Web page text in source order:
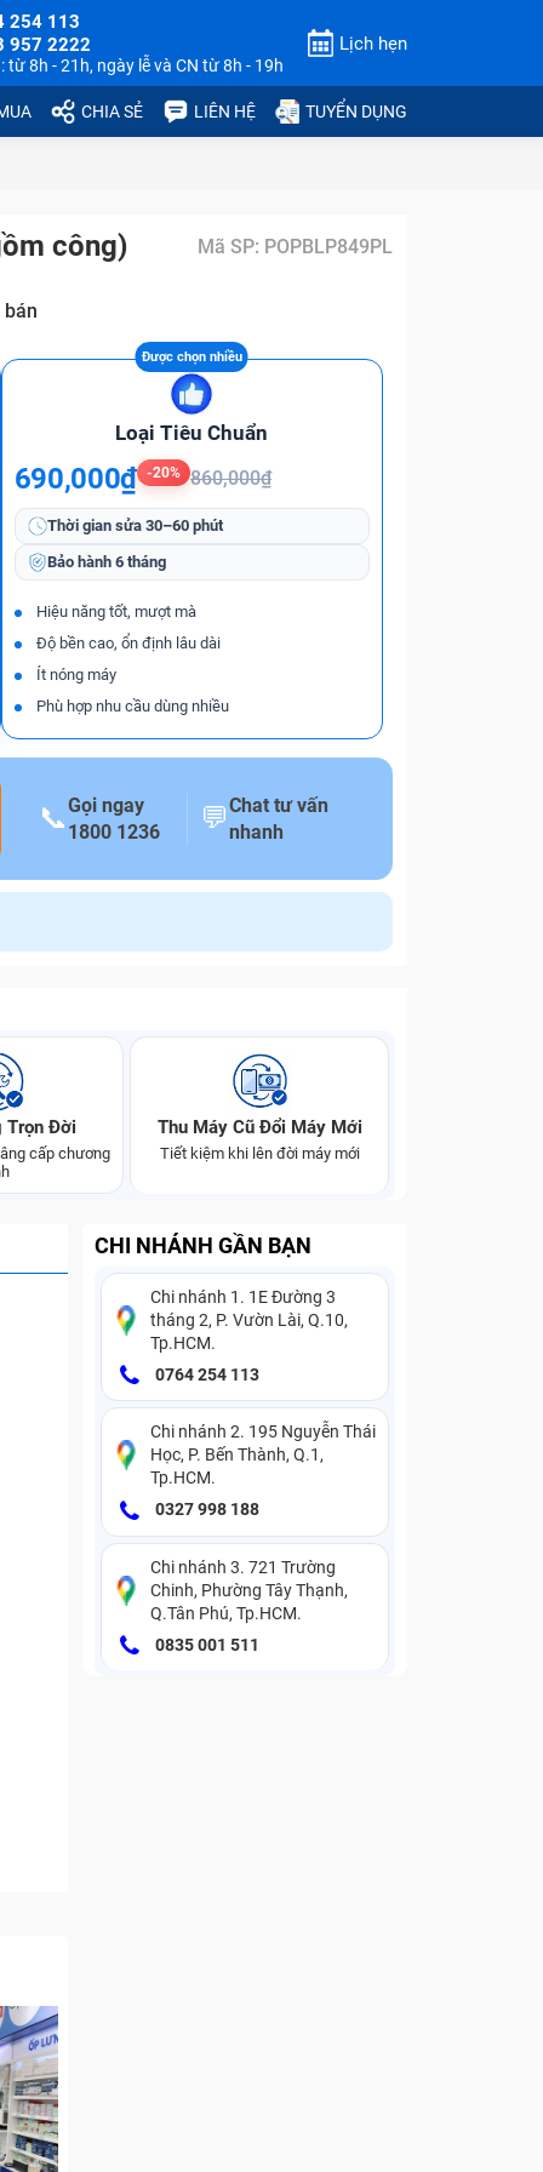
254 113
957 2222
từ 8h - 21h, ngày lễ và CN từ 8h - 19h
Lịch hẹn
CHIA SẺ LIÊN HỆ TUYỂN DỤNG
công) Mã SP: POPBLP849PL
Loại Tiêu Chuẩn
690,000₫ -20% 860,000₫
Thời gian sửa 30–60 phút
Bảo hành 6 tháng
Hiệu năng tốt, mượt mà
Độ bền cao, ổn định lâu dài
Ít nóng máy
Phù hợp nhu cầu dùng nhiều
📞Gọi ngay
1800 1236
💬Chat tư vấn
nhanh
Trọn Đời
cấp chương
Thu Máy Cũ Đổi Máy Mới
Tiết kiệm khi lên đời máy mới
CHI NHÁNH GẦN BẠN
Chi nhánh 1. 1E Đường 3
tháng 2, P. Vườn Lài, Q.10,
Tp.HCM.
0764 254 113
Chi nhánh 2. 195 Nguyễn Thái
Học, P. Bến Thành, Q.1,
Tp.HCM.
0327 998 188
Chi nhánh 3. 721 Trường
Chinh, Phường Tây Thạnh,
Q.Tân Phú, Tp.HCM.
0835 001 511